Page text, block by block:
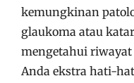
kemungkinan
glaukoma atau
mengetahui
Anda ekstra hati-